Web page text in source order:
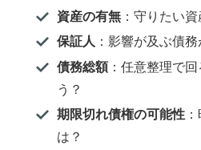
資産の有無：守りたい資
保証人 ：影響が及ぶ債
債務総額：任意整理で
う？
期限切れ債権の可能性：
は？